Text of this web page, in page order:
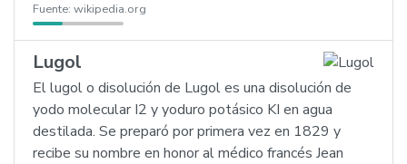
Fuente: wikipedia.org
Lugol
El lugol o disolución de Lugol es una disolución de
yodo molecular I2 y yoduro potásico KI en agua
destilada. Se preparó por primera vez en 1829 y
recibe su nombre en honor al médico francés Jean